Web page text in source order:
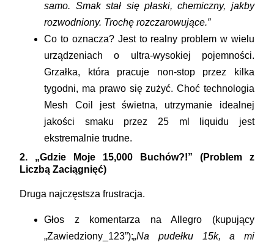
samo. Smak stał się płaski, chemiczny, jakby
rozwodniony. Trochę rozczarowujące.”
Co to oznacza?Jest to realny problem w wielu
urządzeniach o ultra-wysokiej pojemności.
Grzałka, która pracuje non-stop przez kilka
tygodni, ma prawo się zużyć. Choć technologia
Mesh Coil jest świetna, utrzymanie idealnej
jakości smaku przez 25 ml liquidu jest
ekstremalnie trudne.
2. „Gdzie Moje 15,000 Buchów?!” (Problem z
Liczbą Zaciągnięć)
Druga najczęstsza frustracja.
Głos z komentarza na Allegro (kupujący
„Zawiedziony_123”):„Na pudełku 15k, a mi